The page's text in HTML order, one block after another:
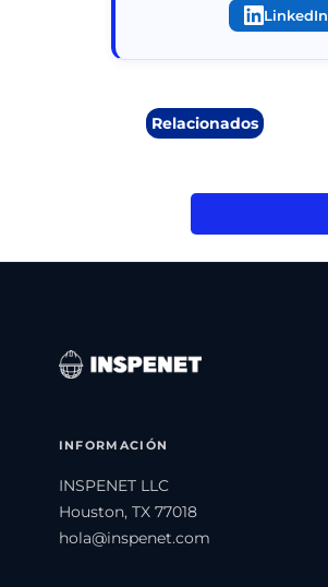
LinkedIn
Relacionados
INFORMACIÓN
INSPENET LLC
Houston, TX 77018
hola@inspenet.com